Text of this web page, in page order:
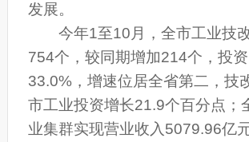
发展。
今年1至10月，全市工业技
754个，较同期增加214个，投
33.0%，增速位居全省第二，技
市工业投资增长21.9个百分点；
业集群实现营业收入5079.96亿